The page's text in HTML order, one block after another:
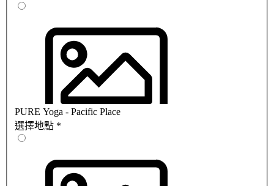
PURE Yoga - Pacific Place
選擇地點 *